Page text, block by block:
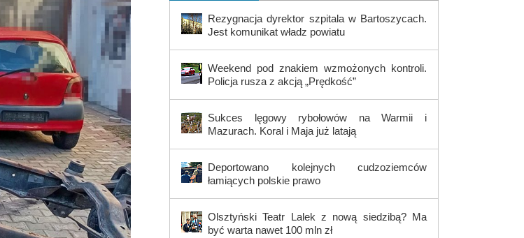
Rezygnacja dyrektor szpitala w Bartoszycach.
Jest komunikat władz powiatu
Weekend pod znakiem wzmożonych kontroli.
Policja rusza z akcją „Prędkość”
Sukces lęgowy rybołowów na Warmii i
Mazurach. Koral i Maja już latają
Deportowano kolejnych cudzoziemców
łamiących polskie prawo
Olsztyński Teatr Lalek z nową siedzibą? Ma
być warta nawet 100 mln zł